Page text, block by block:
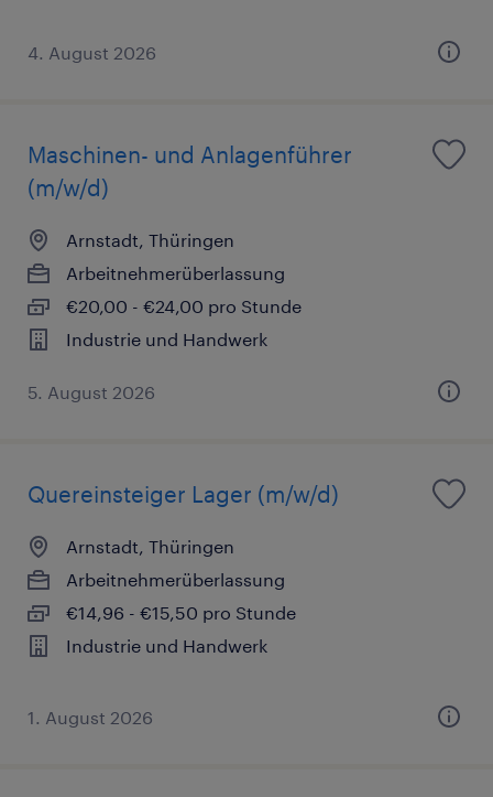
4. August 2026
Maschinen- und Anlagenführer
(m/w/d)
Arnstadt, Thüringen
Arbeitnehmerüberlassung
€20,00 - €24,00 pro Stunde
Industrie und Handwerk
5. August 2026
Quereinsteiger Lager (m/w/d)
Arnstadt, Thüringen
Arbeitnehmerüberlassung
€14,96 - €15,50 pro Stunde
Industrie und Handwerk
1. August 2026